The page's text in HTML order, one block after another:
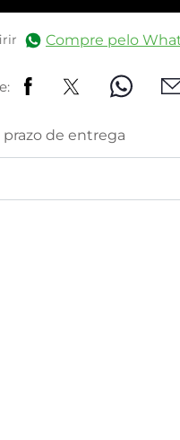
Compre pelo